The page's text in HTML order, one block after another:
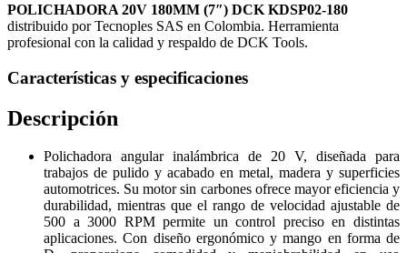
POLICHADORA 20V 180MM (7″) DCK KDSP02-180
distribuido por Tecnoples SAS en Colombia. Herramienta
profesional con la calidad y respaldo de DCK Tools.
Características y especificaciones
Descripción
Polichadora angular inalámbrica de 20 V, diseñada para
trabajos de pulido y acabado en metal, madera y superficies
automotrices. Su motor sin carbones ofrece mayor eficiencia y
durabilidad, mientras que el rango de velocidad ajustable de
500 a 3000 RPM permite un control preciso en distintas
aplicaciones. Con diseño ergonómico y mango en forma de